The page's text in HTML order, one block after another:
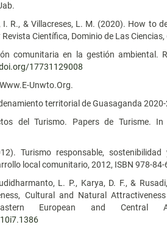
I. R., & Villacreses, L. M. (2020). How to
Científica, Dominio de Las
comunitaria en la gestión ambiental.
17731129008
Unwto.Org.
territorial de Guasaganda
del Turismo. Papers de Turisme.
Turismo responsable,
local comunitario, 2012, ISBN 978-
L. P., Karya, D. F., &
Cultural and Natural
European and Central